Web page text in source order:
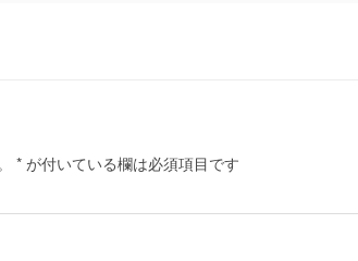
* が付いている欄は必須項目です